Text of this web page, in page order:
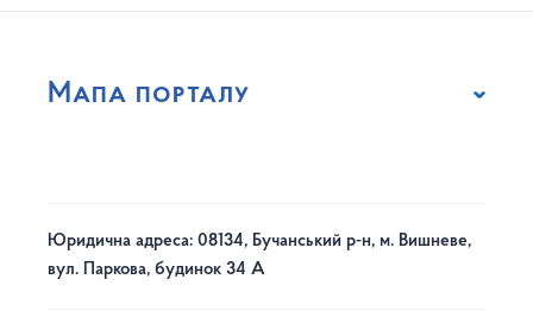
Мапа порталу
Юридична адреса: 08134, Бучанський р-н, м. Вишневе,
вул. Паркова, будинок 34 А